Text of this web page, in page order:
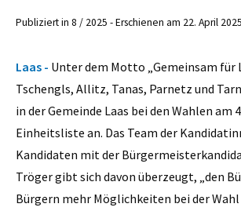
Publiziert in 8 / 2025 - Erschienen am 22. April 2025
Laas - Unter dem Motto „Gemeinsam für
Tschengls, Allitz, Tanas, Parnetz und
in der Gemeinde Laas bei den Wahlen am
Einheitsliste an. Das Team der
Kandidaten mit der
Tröger gibt sich davon überzeugt, „den
Bürgern mehr Möglichkeiten bei der